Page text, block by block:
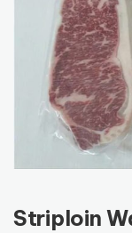
Striploin